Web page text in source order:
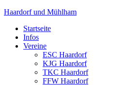
Haardorf und Mühlham
Startseite
Infos
Vereine
ESC Haardorf
KJG Haardorf
TKC Haardorf
FFW Haardorf